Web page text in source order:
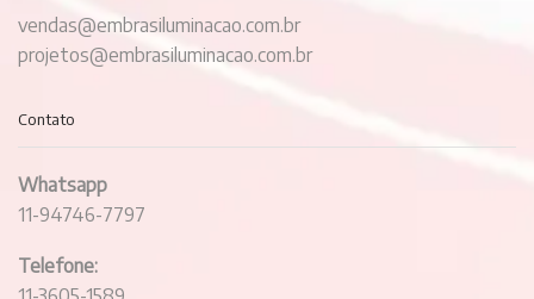
vendas@embrasiluminacao.com.br
projetos@embrasiluminacao.com.br
Contato
Whatsapp
11-94746-7797
Telefone: